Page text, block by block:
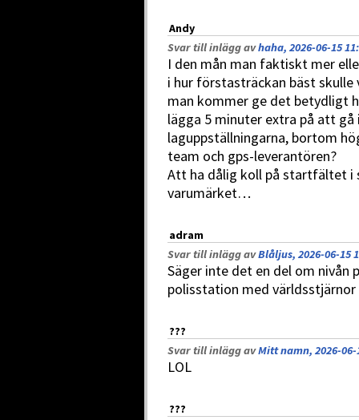
Andy
Svar till inlägg avhaha, 2026-06-15
I den mån man faktiskt mer
i hur förstasträckan bäst skulle
man kommer ge det betydligt
lägga 5 minuter extra på att
laguppställningarna, bortom
team och gps-leverantören?
Att ha dålig koll på startfältet i
varumärket…
adram
Svar till inlägg avBlåljus, 2026-06-15
Säger inte det en del om nivån
polisstation med världsstjärnor
???
Svar till inlägg avMitt namn, 2026-06-
LOL
???